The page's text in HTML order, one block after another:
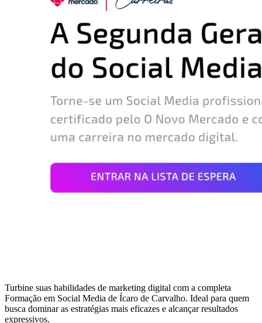
Turbine suas habilidades de marketing digital com a completa
Formação em Social Media de Ícaro de Carvalho. Ideal para quem
busca dominar as estratégias mais eficazes e alcançar resultados
expressivos.